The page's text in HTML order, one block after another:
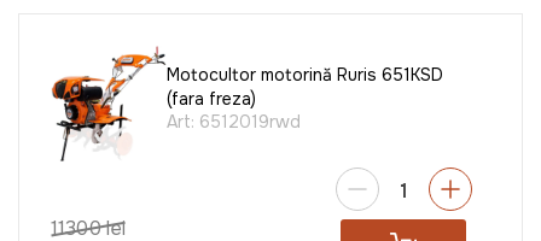
Motocultor motorină Ruris 651KSD
(fara freza)
Art: 6512019rwd
11300 lei